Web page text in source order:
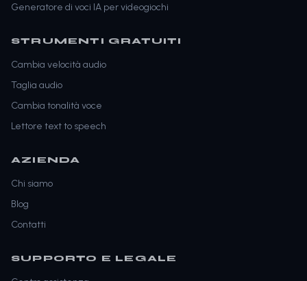
Generatore di voci IA per videogiochi
STRUMENTI GRATUITI
Cambia velocità audio
Taglia audio
Cambia tonalità voce
Lettore text to speech
AZIENDA
Chi siamo
Blog
Contatti
SUPPORTO E LEGALE